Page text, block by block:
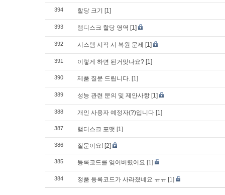
394 할당 크기 [1]
393 램디스크 할당 영역 [1]
392 시스템 시작 시 복원 문제 [1]
391 이렇게 하면 된거맞나요? [1]
390 제품 질문 드립니다. [1]
389 성능 관련 문의 및 제안사항 [1]
388 개인 사용자 예정자(?)입니다 [1]
387 램디스크 포맷 [1]
386 질문이요! [2]
385 등록코드를 잊어버렸어요 [1]
384 정품 등록코드가 사라졌네요 ㅠㅠ [1]